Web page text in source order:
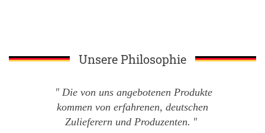
Unsere Philosophie
Die von uns angebotenen Produkte
kommen von erfahrenen, deutschen
Zulieferern und Produzenten.